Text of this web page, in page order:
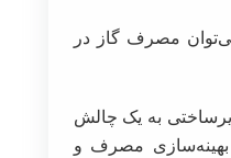
مصرف گاز در
به یک چالش
بهینه‌سازی مصرف و